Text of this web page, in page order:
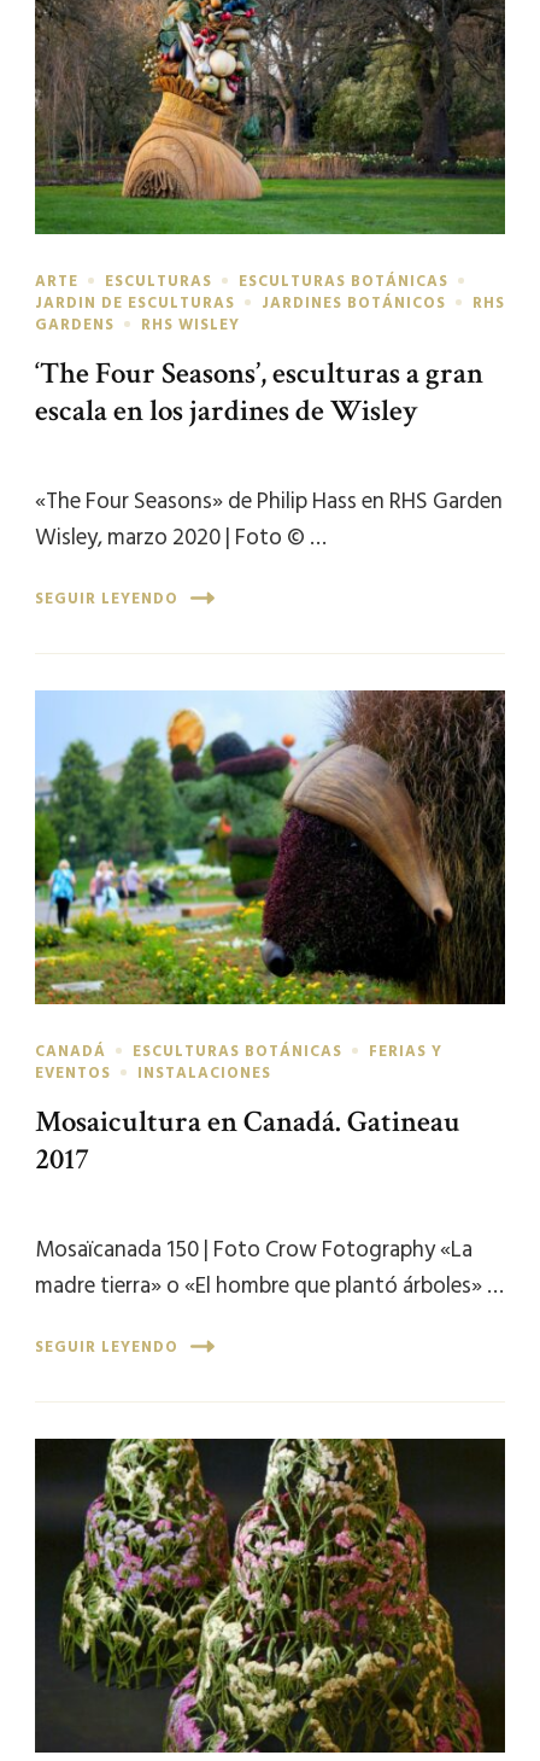
ARTE ESCULTURAS
ESCULTURAS BOTÁNICAS
JARDIN DE ESCULTURAS
JARDINES BOTÁNICOS
RHS
GARDENS
RHS WISLEY
‘The Four Seasons’, esculturas a gran
escala en los jardines de Wisley
«The Four Seasons» de Philip Hass en RHS Garden
Wisley, marzo 2020 | Foto © …
SEGUIR LEYENDO
CANADÁ ESCULTURAS BOTÁNICAS
FERIAS Y
EVENTOS
INSTALACIONES
Mosaicultura en Canadá. Gatineau
2017
Mosaïcanada 150 | Foto Crow Fotography «La
madre tierra» o «El hombre que plantó árboles» …
SEGUIR LEYENDO